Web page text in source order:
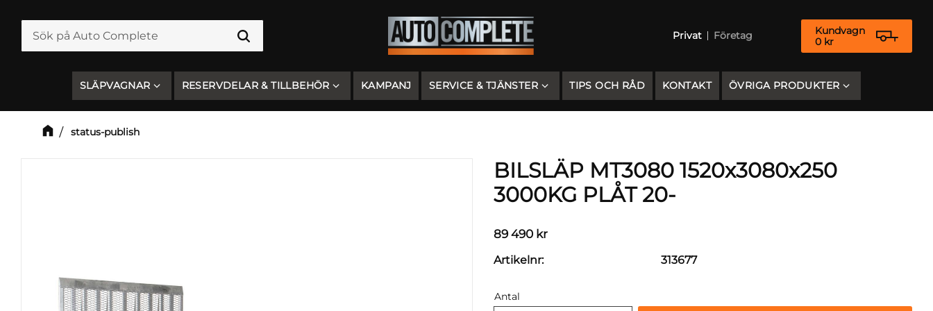
Privat Företag
Kundvagn
0 kr
SLÄPVAGNAR RESERVDELAR & TILLBEHÖR KAMPANJ SERVICE & TJÄNSTER TIPS OCH RÅD KONTAKT ÖVRIGA PRODUKTER
status-publish
BILSLÄP MT3080 1520x3080x250
3000KG PLÅT 20-
89 490kr
Antal
Artikelnr 313677